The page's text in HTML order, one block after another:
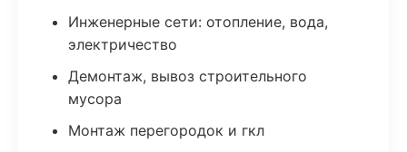
Инженерные сети: отопление, вода,
электричество
Демонтаж, вывоз строительного
мусора
Монтаж перегородок и гкл